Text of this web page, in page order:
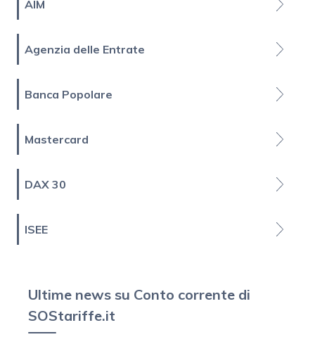
AIM
Agenzia delle Entrate
Banca Popolare
Mastercard
DAX 30
ISEE
Ultime news su Conto corrente di
SOStariffe.it